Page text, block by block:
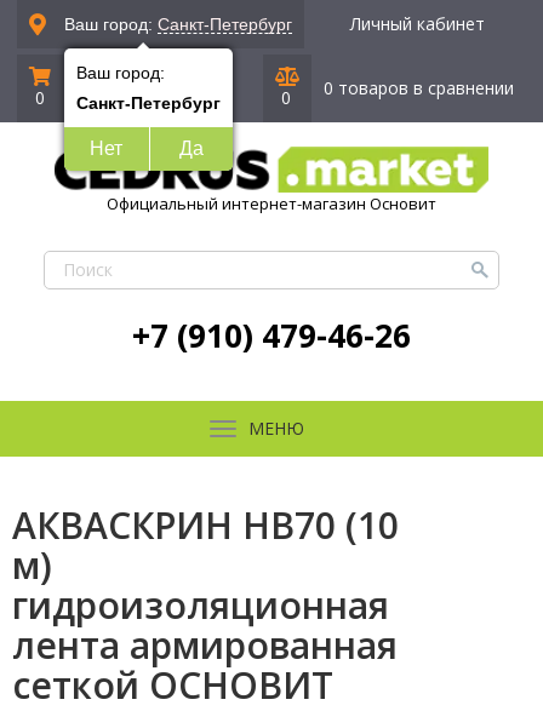
Ваш город: Санкт-Петербург
Ваш город:
Санкт-Петербург
Нет Да
Личный кабинет
0 0 позиций 0 0 товаров в сравнении
Официальный интернет-магазин Основит
+7 (910) 479-46-26
МЕНЮ
АКВАСКРИН HB70 (10
м)
гидроизоляционная
лента армированная
сеткой ОСНОВИТ